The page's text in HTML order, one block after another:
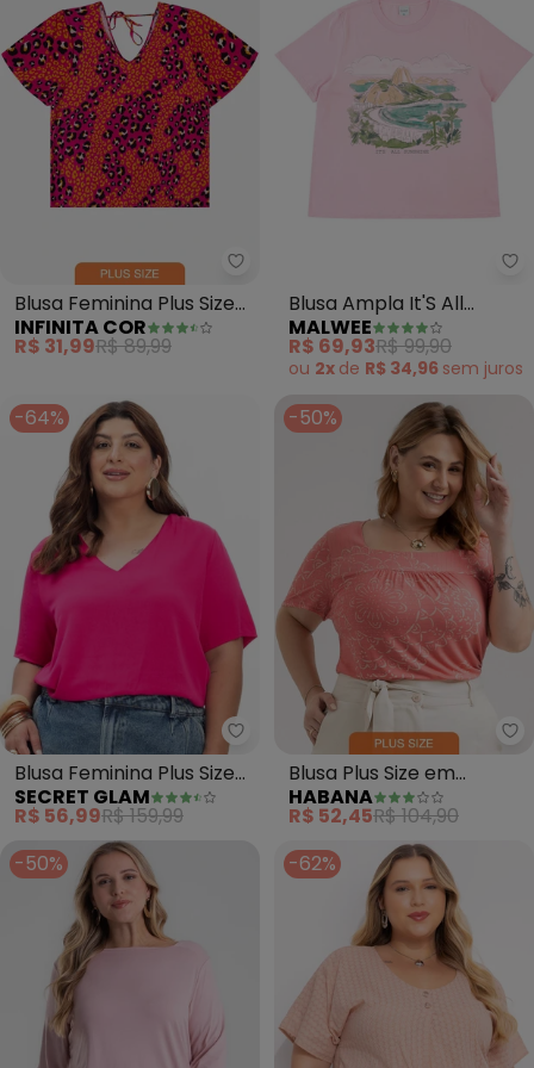
Infinita Cor - Blusa Feminina
Blusa Feminina Plus Size
(Rosa)
INFINITA COR
R$ 31,99R$ 89,99
Blusa Ampla It'S All
Sunshine Plus(Rosa
Claro)
MALWEE
R$ 69,93R$ 99,90
ou 2x de R$ 34,96 sem juros
-64%
Secret Glam - Blusa Feminina
Blusa Feminina Plus Size
(Rosa)
SECRET GLAM
R$ 56,99R$ 159,99
-50%
Blusa Plus Size em
Viscose (Rosa)
HABANA
R$ 52,45R$ 104,90
-50%
-62%